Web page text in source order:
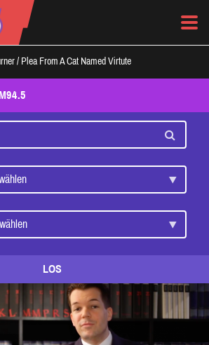
/ Plea From A Cat Named Virtute
LOS